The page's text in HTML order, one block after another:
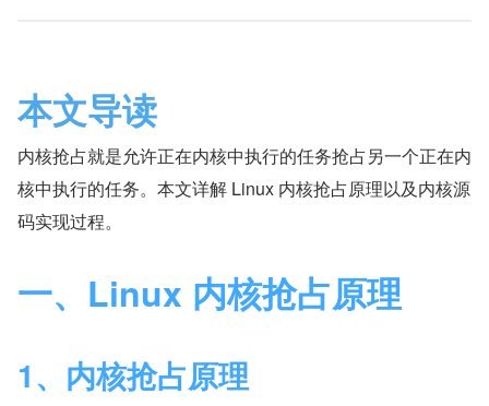
本文导读
内核抢占就是允许正在内核中执行的任务抢占另一个正在内
核中执行的任务。本文详解 Linux 内核抢占原理以及内核源
码实现过程。
一、Linux 内核抢占原理
1、内核抢占原理